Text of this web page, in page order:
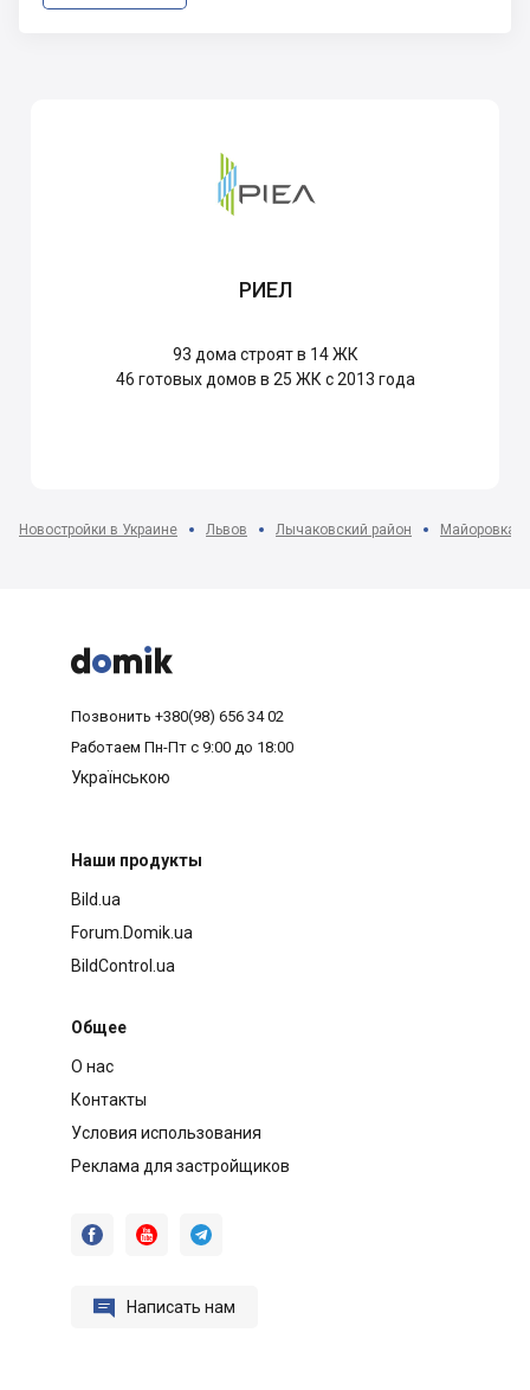
РИЕЛ
93 дома строят в 14 ЖК
46 готовых домов в 25 ЖК с 2013 года
Новостройки в Украине Львов Лычаковский район Майоровка



Позвонить +380(98) 656 34 02
Работаем Пн-Пт с 9:00 до 18:00
Українською
Наши продукты
Bild.ua
Forum.Domik.ua
BildControl.ua
Общее
О нас
Контакты
Условия использования
Реклама для застройщиков
  
 Написать нам